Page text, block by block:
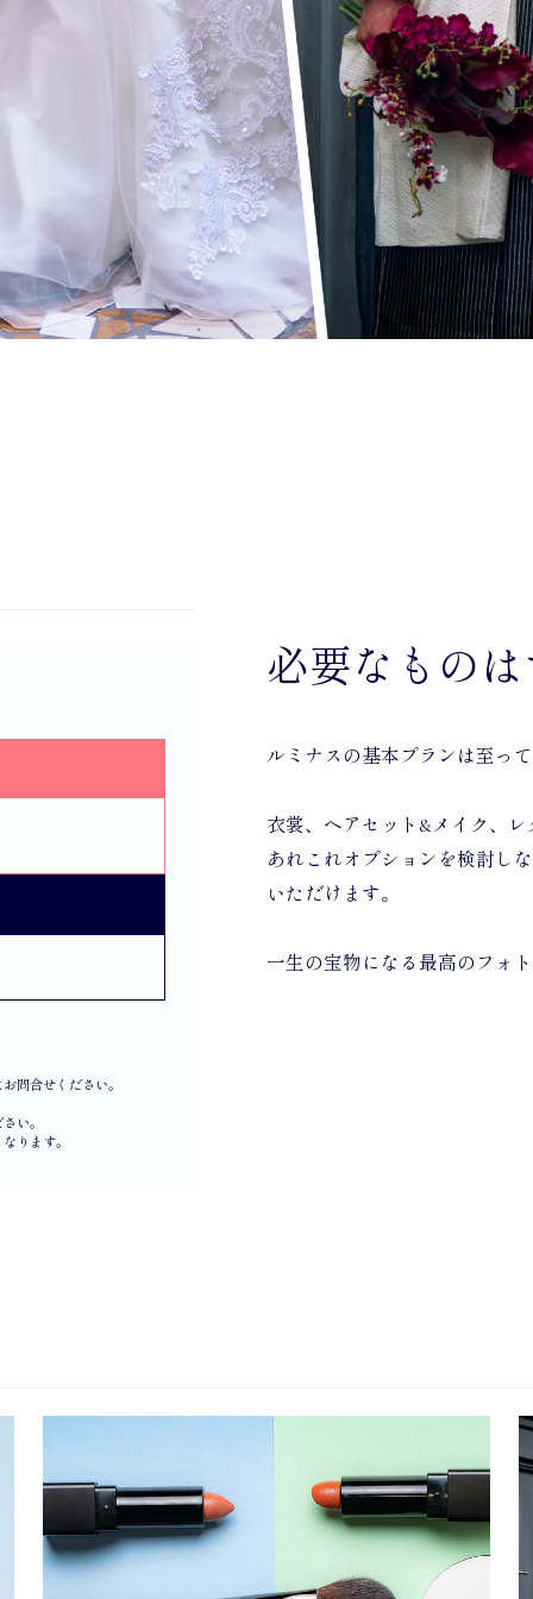
必要なもの
ルミナスの基本プランは至っ
衣裳、ヘアセット&メイク、
あれこれオプションを検討し
いただけます。
一生の宝物になる最高のフォ
問合せください。
い。
ります。